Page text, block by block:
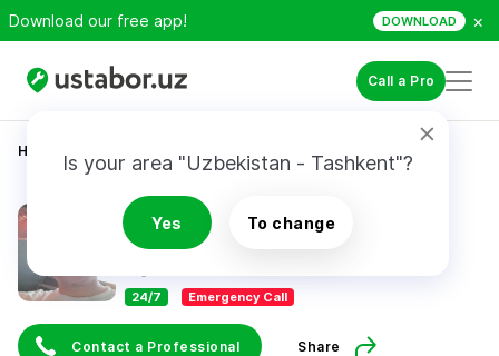
Download our free app! DOWNLOAD ×
Call a Pro
Is your area "Uzbekistan - Tashkent"?
Yes To change
Home
Ишанов Руслан
24/7 Emergency Call
Contact a Professional Share